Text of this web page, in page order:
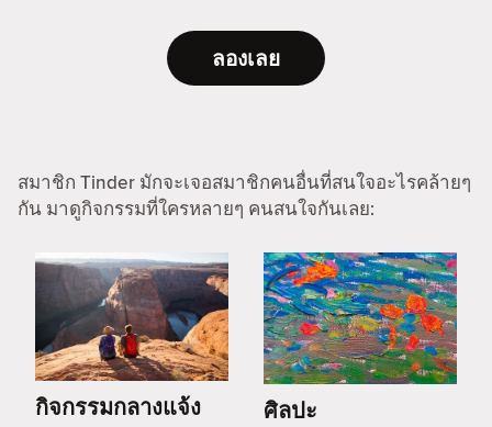
ลองเลย
สมาชิก Tinder มักจะเจอสมาชิกคนอื่นที่สนใจอะไรคล้ายๆ
กัน มาดูกิจกรรมที่ใครหลายๆ คนสนใจกันเลย:
กิจกรรมกลางแจ้ง ศิลปะ